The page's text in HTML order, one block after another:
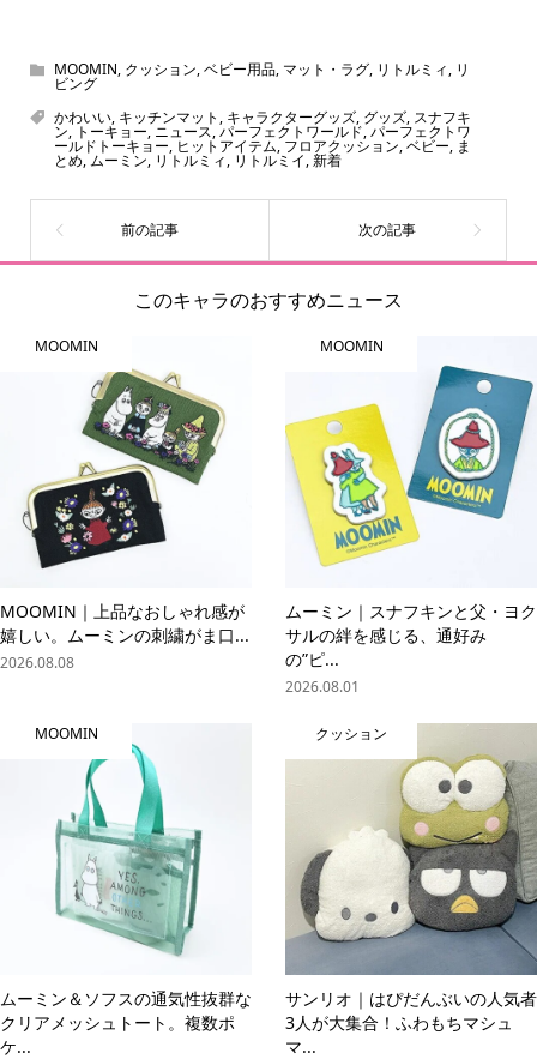
ん！200種以上のトレンディなキャラクターやアニメキャラ
をご紹介しています。生まれたばかりの新しいキャラクタ
ーをいち早く皆さんにお届けすることも、私たちの使命の
ひとつです。
MOOMIN, クッション,ベビー用品, マット・ラグ, リトルミィ, リ
ビング
かわいい, キッチンマット , キャラクターグッズ, グッズ, スナフキ
ン,トーキョー, ニュース,パーフェクトワールド,パーフェクトワ
ールドトーキョー, ヒットアイテム, フロアクッション,ベビー, ま
とめ,ムーミン, リトルミィ, リトルミイ,新着
このキャラのおすすめニュース
MOOMIN
MOOMIN｜上品なおしゃれ感が
嬉しい。ムーミンの刺繍がま口...
2026.08.08
MOOMIN
ムーミン｜スナフキンと父・ヨク
サルの絆を感じる、通好み
の”ピ...
2026.08.01
MOOMIN
ムーミン＆ソフスの通気性抜群な
クリアメッシュトート。複数ポ
ケ...
クッション
サンリオ｜はぴだんぶいの人気者
3人が大集合！ふわもちマシュ
マ...